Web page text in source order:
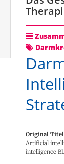
Original
Artificial
intelligence